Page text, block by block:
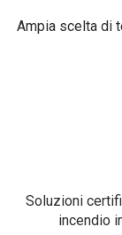
Ampia scelta di
Soluzioni
incendio